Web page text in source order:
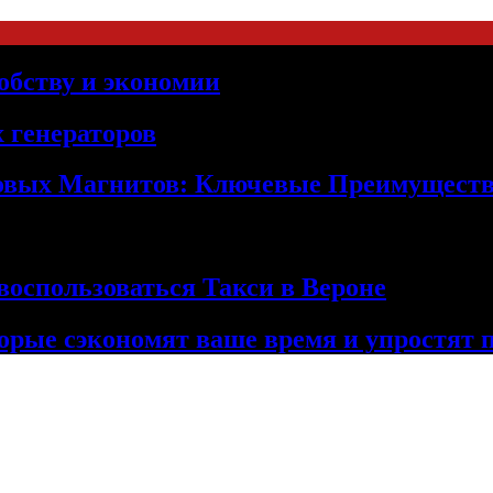
и экономии
Магнитов: Ключевые
Такси в Вероне
сэкономят ваше время и упростят